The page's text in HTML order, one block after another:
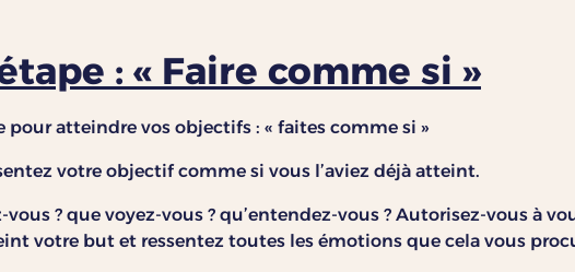
: « Faire comme si »
pour atteindre vos objectifs : « faites comme si »
votre objectif comme si vous l’aviez déjà atteint.
vous ? que voyez-vous ? qu’entendez-vous ? Autorisez-vous à
votre but et ressentez toutes les émotions que cela vous